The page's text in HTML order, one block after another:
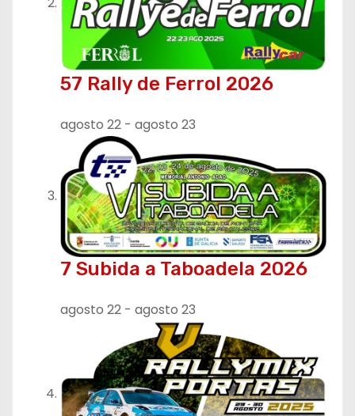
57 Rally de Ferrol 2026
agosto 22 - agosto 23
7 Subida a Taboadela 2026
agosto 22 - agosto 23